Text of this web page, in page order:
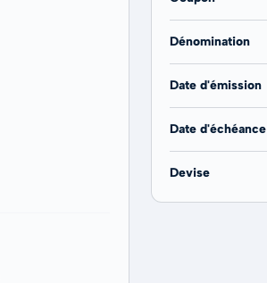
Dénomination
Date d'émission
Date d'échéance
Devise